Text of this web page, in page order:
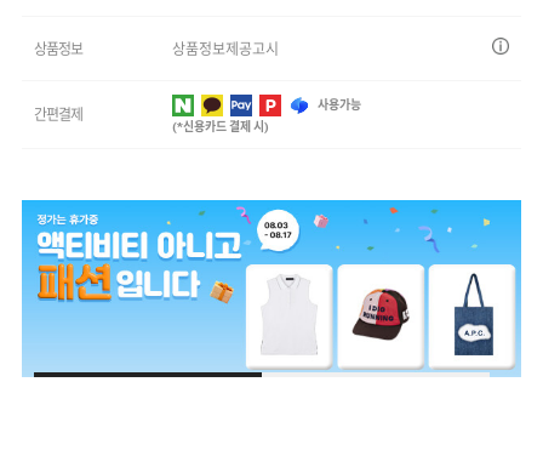
상품정보 상품정보제공고시
간편결제
사용가능
(*신용카드 결제 시)